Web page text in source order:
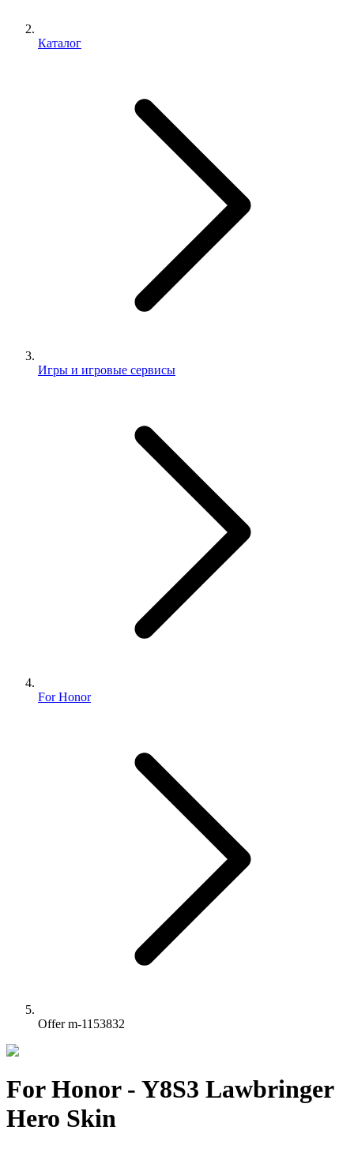
Каталог
Игры и игровые сервисы
For Honor
Offer m-1153832
For Honor - Y8S3 Lawbringer
Hero Skin